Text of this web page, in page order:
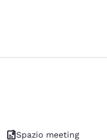
Spazio meeting